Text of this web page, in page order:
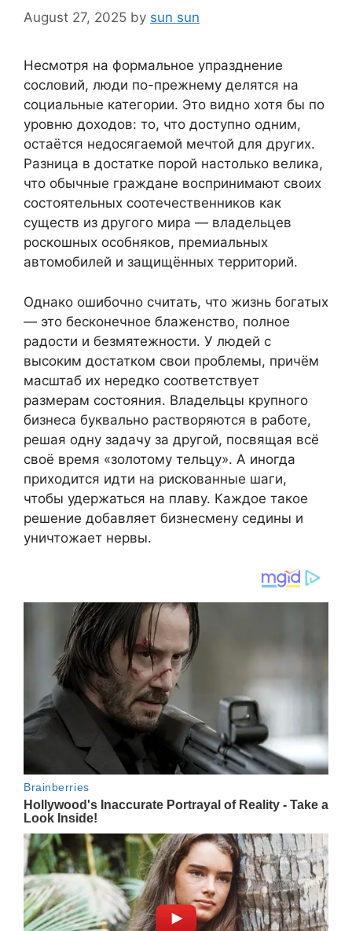
August 27, 2025 by sun sun
Несмотря на формальное упразднение
сословий, люди по-прежнему делятся на
социальные категории. Это видно хотя бы по
уровню доходов: то, что доступно одним,
остаётся недосягаемой мечтой для других.
Разница в достатке порой настолько велика,
что обычные граждане воспринимают своих
состоятельных соотечественников как
существ из другого мира — владельцев
роскошных особняков, премиальных
автомобилей и защищённых территорий.
Однако ошибочно считать, что жизнь богатых
— это бесконечное блаженство, полное
радости и безмятежности. У людей с
высоким достатком свои проблемы, причём
масштаб их нередко соответствует
размерам состояния. Владельцы крупного
бизнеса буквально растворяются в работе,
решая одну задачу за другой, посвящая всё
своё время «золотому тельцу». А иногда
приходится идти на рискованные шаги,
чтобы удержаться на плаву. Каждое такое
решение добавляет бизнесмену седины и
уничтожает нервы.